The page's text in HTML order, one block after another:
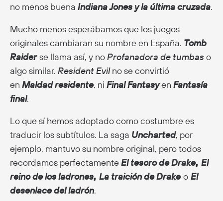
no menos buena Indiana Jones y la última cruzada.
Mucho menos esperábamos que los juegos
originales cambiaran su nombre en España. Tomb
Raider se llama así, y noProfanadora de tumbaso
algo similar. Resident Evilno se convirtió
en Maldad residente, ni Final Fantasyen Fantasía
final.
Lo que sí hemos adoptado como costumbre es
traducir los subtítulos. La saga Uncharted, por
ejemplo, mantuvo su nombre original, pero todos
recordamos perfectamenteEl tesoro de Drake, El
reino de los ladrones, La traición de Drake o El
desenlace del ladrón.